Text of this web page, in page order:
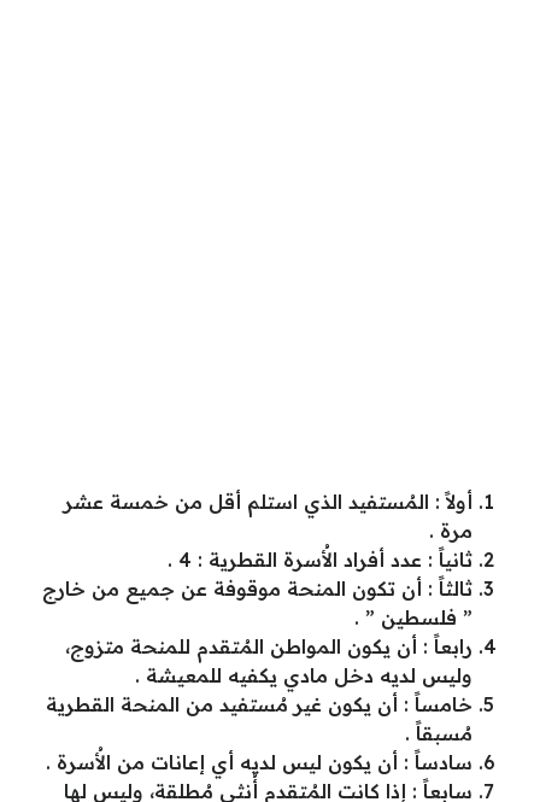
أولاً : المُستفيد الذي استلم أقل من خمسة عشر
مرة .
ثانياً : عدد أفراد الأُسرة القطرية : 4 .
ثالثاً : أن تكون المنحة موقوفة عن جميع من خارج
” فلسطين ” .
رابعاً : أن يكون المواطن المُتقدم للمنحة متزوج،
وليس لديه دخل مادي يكفيه للمعيشة .
خامساً : أن يكون غير مُستفيد من المنحة القطرية
مُسبقاً .
سادساً : أن يكون ليس لديه أي إعانات من الأُسرة .
سابعاً : إذا كانت المُتقدم أُنثى مُطلقة، وليس لها